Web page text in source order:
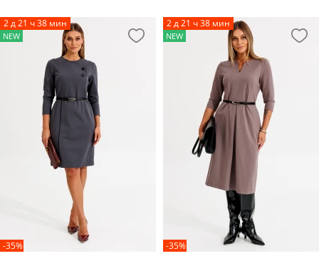
2 д 21 ч 38 мин
NEW
-35%
2 д 21 ч 38 мин
NEW
-35%